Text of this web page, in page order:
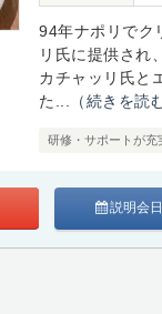
94年ナポリでク
リ氏に提供され
カチャッリ氏と
た...
（続きを読
研修・サポートが充
説明会